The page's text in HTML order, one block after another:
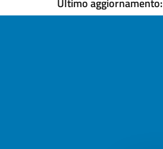
Ultimo aggiornamento: